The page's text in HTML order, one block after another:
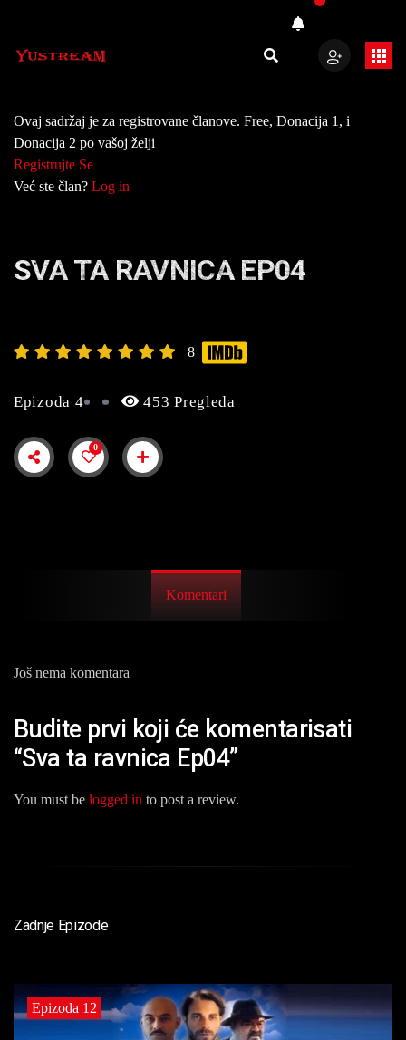
Ovaj sadržaj je za registrovane članove. Free, Donacija 1, i
Donacija 2 po vašoj želji
Registrujte Se
Već ste član? Log in
SVA TA RAVNICA EP04
8
Epizoda 4 453 Pregleda
0
Komentari
Još nema komentara
Budite prvi koji će komentarisati
“Sva ta ravnica Ep04”
You must be logged in to post a review.
Zadnje Epizode
Epizoda 12